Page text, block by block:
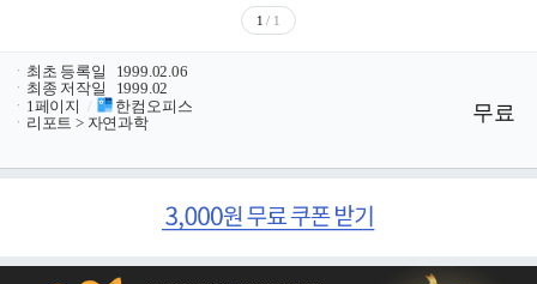
1 / 1
ㆍ 최초 등록일
1999.02.06
ㆍ 최종 저작일
1999.02
ㆍ 1페이지 /
한컴오피스
ㆍ 리포트 > 자연과학 무료